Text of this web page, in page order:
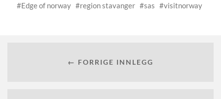
Edge of norway
region stavanger sas visitnorway
← FORRIGE INNLEGG